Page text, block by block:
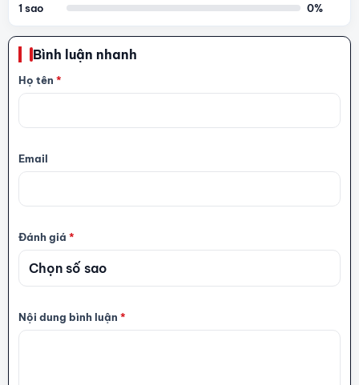
1 sao
0%
Bình luận nhanh
Họ tên *
Email
Đánh giá *
Nội dung bình luận *